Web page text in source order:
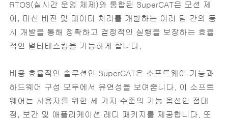
RTOS(실시간 운영 체제)와 통합된 SuperCAT은 모션 제
어, 머신 비전 및 데이터 처리를 개발하는 여러 팀 간의 동
시 개발을 통해 정확하고 결정적인 실행을 보장하는 효율
적인 멀티태스킹을 가능하게 합니다.
비용 효율적인 솔루션인 SuperCAT은 소프트웨어 기능과
하드웨어 구성 모두에서 유연성을 보여줍니다. 이 소프트
웨어는 사용자를 위한 세 가지 수준의 기능 옵션인 점대
점, 보간 및 애플리케이션 레디 패키지를 제공합니다. 또